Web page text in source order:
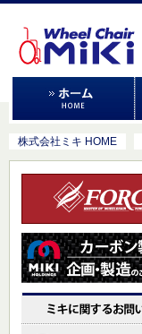
株式会社ミキ HOME